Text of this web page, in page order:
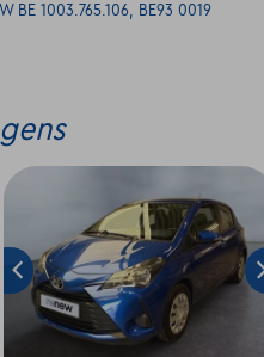
BE 1003.765.106, BE93 0019